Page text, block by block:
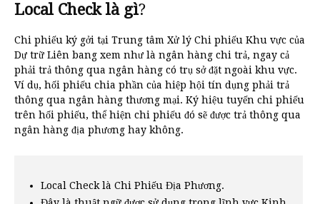
Local Check là gì?
Chi phiếu ký gởi tại Trung tâm Xử lý Chi phiếu Khu vực của
Dự trữ Liên bang xem như là ngân hàng chi trả, ngay cả
phải trả thông qua ngân hàng có trụ sở đặt ngoài khu vực.
Ví dụ, hối phiếu chia phần của hiệp hội tín dụng phải trả
thông qua ngân hàng thương mại. Ký hiệu tuyến chi phiếu
trên hối phiếu, thể hiện chi phiếu đó sẽ được trả thông qua
ngân hàng địa phương hay không.
Local Check là Chi Phiếu Địa Phương.